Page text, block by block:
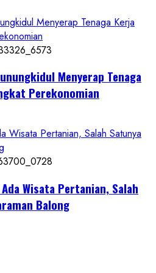
Menyerap Tenaga Kerja
Menyerap Tenaga
Perekonomian
Wisata Pertanian, Salah Satunya
Wisata Pertanian, Salah
Balong